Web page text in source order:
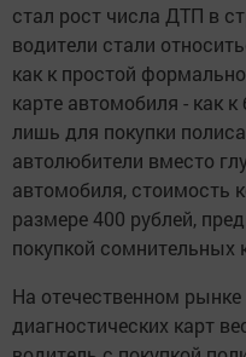
стал рост числа ДТП в
водители стали
как к простой
карте автомобиля - как
лишь для покупки
автолюбители вместо
автомобиля, стоимость
размере 400 рублей,
покупкой сомнительных
На отечественном
диагностических карт